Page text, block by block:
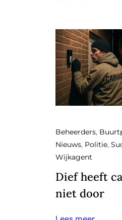
Beheerders,
Nieuws, Politie,
Wijkagent
Dief heeft
niet door